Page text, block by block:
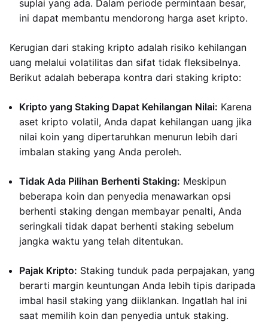
suplai yang ada. Dalam periode permintaan besar,
ini dapat membantu mendorong harga aset kripto.
Kerugian dari staking kripto adalah risiko kehilangan
uang melalui volatilitas dan sifat tidak fleksibelnya.
Berikut adalah beberapa kontra dari staking kripto:
Kripto yang Staking Dapat Kehilangan Nilai: Karena
aset kripto volatil, Anda dapat kehilangan uang jika
nilai koin yang dipertaruhkan menurun lebih dari
imbalan staking yang Anda peroleh.
Tidak Ada Pilihan Berhenti Staking: Meskipun
beberapa koin dan penyedia menawarkan opsi
berhenti staking dengan membayar penalti, Anda
seringkali tidak dapat berhenti staking sebelum
jangka waktu yang telah ditentukan.
Pajak Kripto: Staking tunduk pada perpajakan, yang
berarti margin keuntungan Anda lebih tipis daripada
imbal hasil staking yang diiklankan. Ingatlah hal ini
saat memilih koin dan penyedia untuk staking.